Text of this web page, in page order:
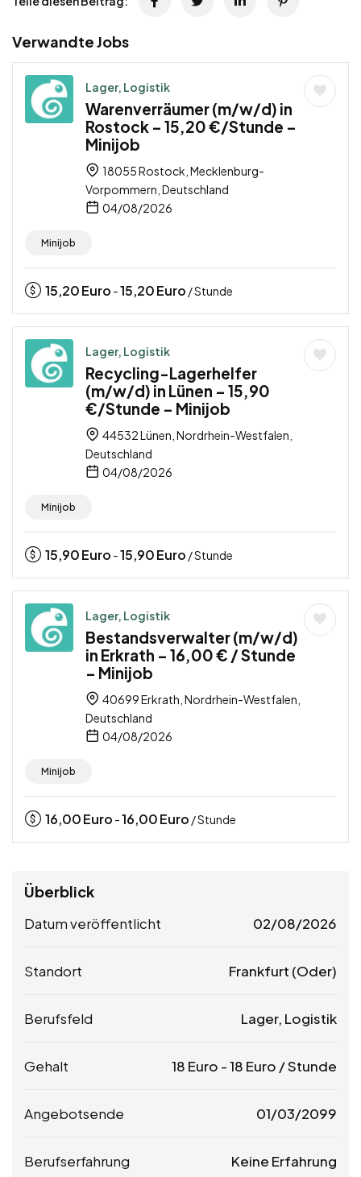
Verwandte Jobs
Lager, Logistik
Warenverräumer (m/w/d) in
Rostock – 15,20 €/Stunde –
Minijob
18055 Rostock, Mecklenburg-
Vorpommern, Deutschland
04/08/2026
Minijob
15,20Euro -15,20Euro / Stunde
Lager, Logistik
Recycling-Lagerhelfer
(m/w/d) in Lünen – 15,90
€/Stunde – Minijob
44532 Lünen, Nordrhein-Westfalen,
Deutschland
04/08/2026
Minijob
15,90Euro -15,90Euro / Stunde
Lager, Logistik
Bestandsverwalter (m/w/d)
in Erkrath – 16,00 € / Stunde
– Minijob
40699 Erkrath, Nordrhein-Westfalen,
Deutschland
04/08/2026
Minijob
16,00Euro -16,00Euro / Stunde
Überblick
Datum veröffentlicht 02/08/2026
Standort Frankfurt (Oder)
Berufsfeld Lager, Logistik
Gehalt 18 Euro -18 Euro / Stunde
Angebotsende 01/03/2099
Berufserfahrung Keine Erfahrung